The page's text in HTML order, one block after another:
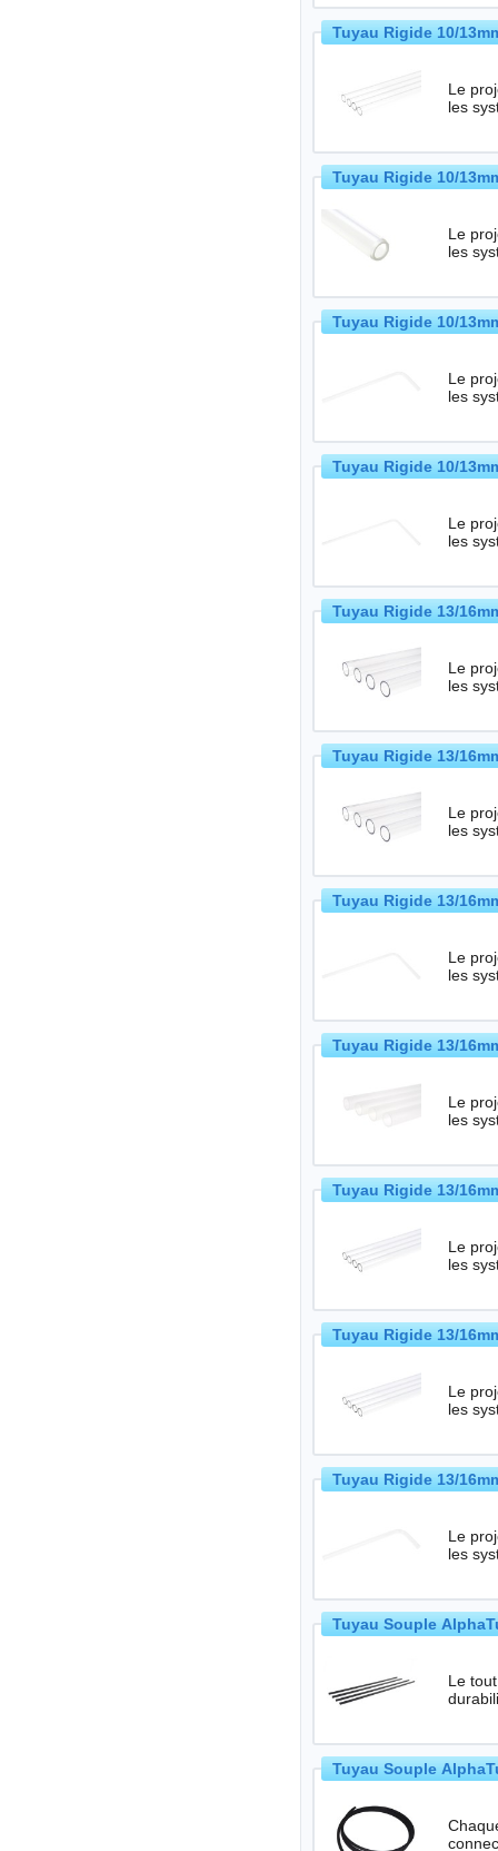
Tuyau Rigide 10/
Le projet
les
Tuyau Rigide 10/
Le projet
les
Tuyau Rigide 10/
Le projet
les
Tuyau Rigide 10/
Le projet
les
Tuyau Rigide 13/
Le projet
les
Tuyau Rigide 13/
Le projet
les
Tuyau Rigide 13/
Le projet
les
Tuyau Rigide 13/
Le projet
les
Tuyau Rigide 13/
Le projet
les
Tuyau Rigide 13/
Le projet
les
Tuyau Rigide 13/
Le projet
les
Tuyau Souple
Le
Tuyau Souple